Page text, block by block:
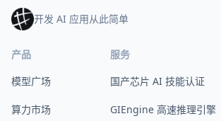
开发 AI 应用从此简单
产品
模型广场
算力市场
服务
国产芯片 AI 技能认证
GIEngine 高速推理引擎